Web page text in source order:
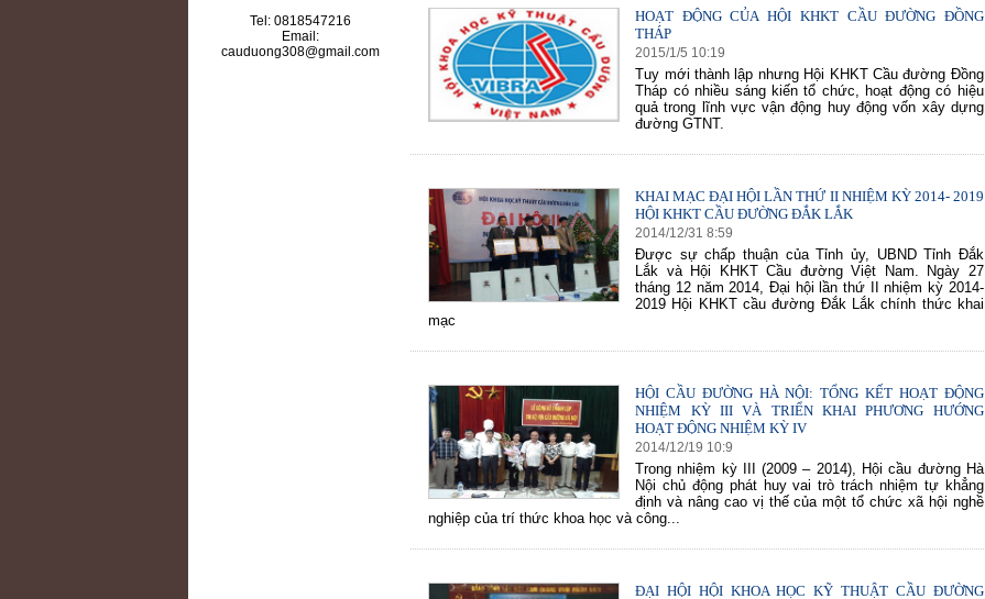
Tel: 0818547216
Email:
cauduong308@gmail.com
HOẠT ĐỘNG CỦA HỘI KHKT CẦU ĐƯỜNG ĐỒNG
THÁP
2015/1/5 10:19
Tuy mới thành lập nhưng Hội KHKT Cầu đường Đồng
Tháp có nhiều sáng kiến tổ chức, hoạt động có hiệu
quả trong lĩnh vực vận động huy động vốn xây dựng
đường GTNT.
KHAI MẠC ĐẠI HỘI LẦN THỨ II NHIỆM KỲ 2014- 2019
HỘI KHKT CẦU ĐƯỜNG ĐẮK LẮK
2014/12/31 8:59
Được sự chấp thuận của Tỉnh ủy, UBND Tỉnh Đắk
Lắk và Hội KHKT Cầu đường Việt Nam. Ngày 27
tháng 12 năm 2014, Đại hội lần thứ II nhiệm kỳ 2014-
2019 Hội KHKT cầu đường Đắk Lắk chính thức khai
mạc
HỘI CẦU ĐƯỜNG HÀ NỘI: TỔNG KẾT HOẠT ĐỘNG
NHIỆM KỲ III VÀ TRIỂN KHAI PHƯƠNG HƯỚNG
HOẠT ĐỘNG NHIỆM KỲ IV
2014/12/19 10:9
Trong nhiệm kỳ III (2009 – 2014), Hội cầu đường Hà
Nội chủ động phát huy vai trò trách nhiệm tự khẳng
định và nâng cao vị thế của một tổ chức xã hội nghề
nghiệp của trí thức khoa học và công...
ĐẠI HỘI HỘI KHOA HỌC KỸ THUẬT CẦU ĐƯỜNG